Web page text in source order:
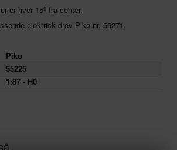
er hver 15º fra center.
elektrisk drev Piko nr. 55271.
Piko
55225
1:87 - H0